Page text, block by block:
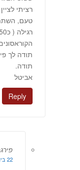
רציתי
טעם,
תודה לך
תודה.
אביטל
Reply
22 ביולי 2010 at 17:25